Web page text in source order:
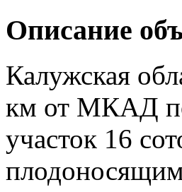
Описание
Калужская
км от МКАД
участок 16